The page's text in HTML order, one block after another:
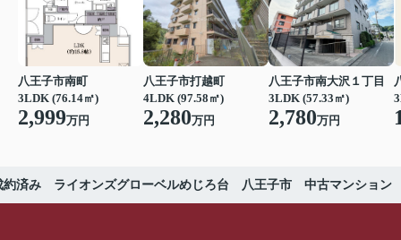
八王子市南町
3LDK (76.14㎡)
2,999万円
八王子市打越町
4LDK (97.58㎡)
2,280万円
八王子市南大沢１丁目
3LDK (57.33㎡)
2,780万円
約済み ライオンズグローベルめじろ台 八王子市 中古マンション